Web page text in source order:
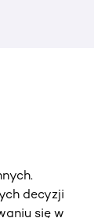
decyzji
się w